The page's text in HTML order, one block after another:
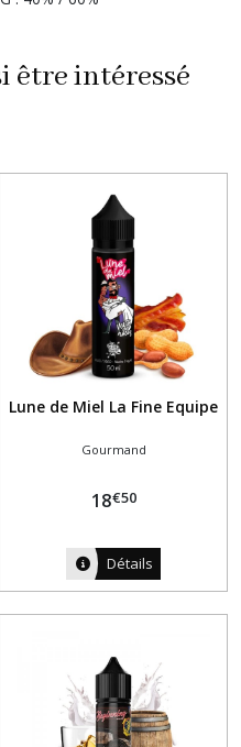
être intéressé
Lune de Miel La Fine Equipe
Gourmand
18€50
Détails